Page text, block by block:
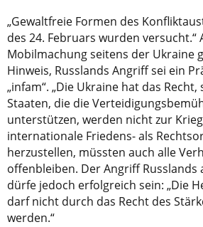
„Gewaltfreie Formen des
des 24. Februars wurden versucht.“
Mobilmachung seitens der Ukraine
Hinweis, Russlands Angriff sei ein
„infam“. „Die Ukraine hat das
Staaten, die die
unterstützen, werden nicht zur
internationale Friedens- als
herzustellen, müssten auch alle
offenbleiben. Der Angriff Russlands
dürfe jedoch erfolgreich sein: „Die
darf nicht durch das Recht des
werden.“